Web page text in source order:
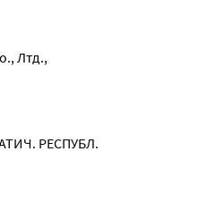
Лтд.,
РЕСПУБЛ.